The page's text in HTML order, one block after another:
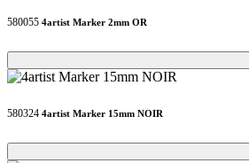
580055 4artist Marker 2mm OR
Loading...
Loading...
580324 4artist Marker 15mm NOIR
Loading...
Loading...